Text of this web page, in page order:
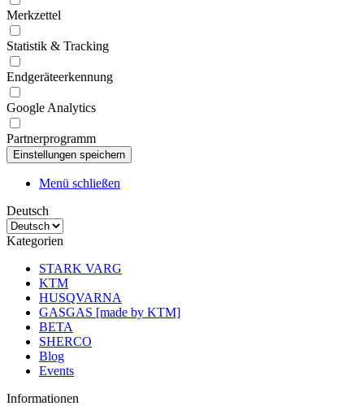
Merkzettel
Statistik & Tracking
Endgeräteerkennung
Google Analytics
Partnerprogramm
Menü schließen
Deutsch
Kategorien
STARK VARG
KTM
HUSQVARNA
GASGAS [made by KTM]
BETA
SHERCO
Blog
Events
Informationen